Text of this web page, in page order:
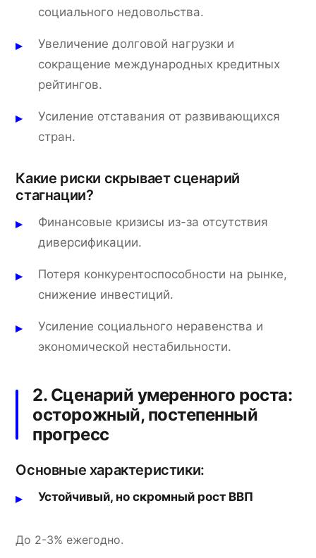
социального недовольства.
Увеличение долговой нагрузки и
сокращение международных кредитных
рейтингов.
Усиление отставания от развивающихся
стран.
Какие риски скрывает сценарий
стагнации?
Финансовые кризисы из-за отсутствия
диверсификации.
Потеря конкурентоспособности на рынке,
снижение инвестиций.
Усиление социального неравенства и
экономической нестабильности.
2. Сценарий умеренного роста:
осторожный, постепенный
прогресс
Основные характеристики:
Устойчивый, но скромный рост ВВП
До 2-3% ежегодно.